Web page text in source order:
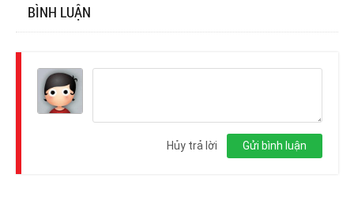
BÌNH LUẬN
Gửi bình luận
Hủy trả lời